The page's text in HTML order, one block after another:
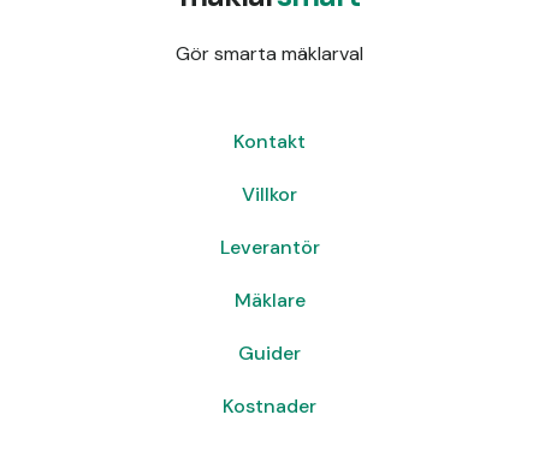
Gör smarta mäklarval
Kontakt
Villkor
Leverantör
Mäklare
Guider
Kostnader